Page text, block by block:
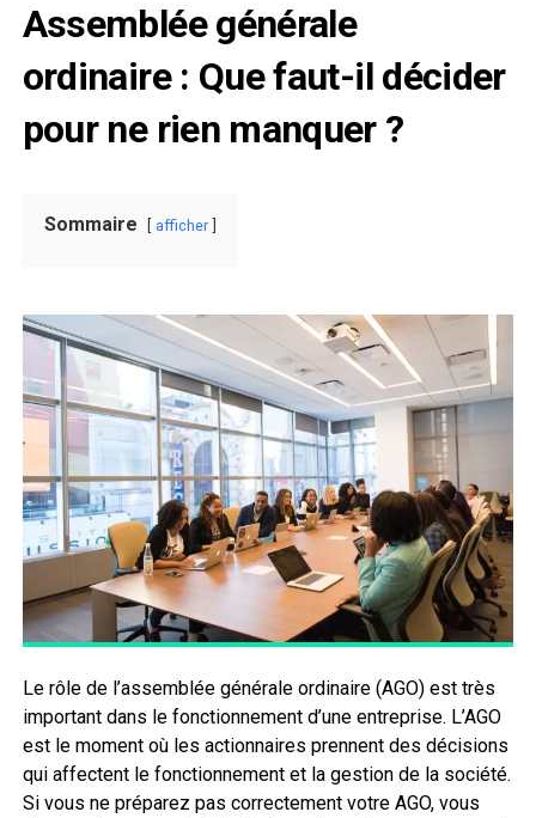
Assemblée générale
ordinaire : Que faut-il décider
pour ne rien manquer ?
Sommaire afficher
Le rôle de l’assemblée générale ordinaire (AGO) est très
important dans le fonctionnement d’une entreprise. L’AGO
est le moment où les actionnaires prennent des décisions
qui affectent le fonctionnement et la gestion de la société.
Si vous ne préparez pas correctement votre AGO, vous